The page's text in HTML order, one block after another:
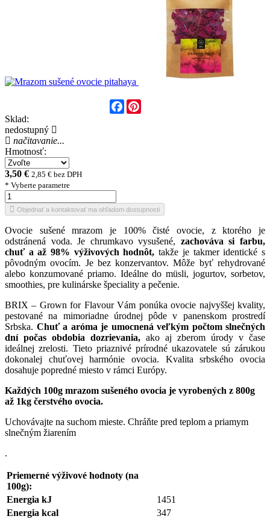
Facebook
Sklad:
nedostupný
načitavanie...
Hmotnosť:
3,50 € 2,85 € bez DPH
* Vyberte parametre
Objednať a kontaktovať ma ohľadom dostupnosti
Ovocie sušené mrazom je 100% čisté ovocie, z ktorého je
odstránená voda. Je chrumkavo vysušené, zachováva si farbu,
chuť a až 98% výživových hodnôt, takže je takmer identické s
pôvodným ovocím. Je bez konzervantov. Môže byť rehydrované
alebo konzumované priamo. Ideálne do müsli, jogurtov, sorbetov,
smoothies, pre kulinárske špeciality a pečenie.
BRIX – Grown for Flavour Vám ponúka ovocie najvyššej kvality,
pestované na mimoriadne úrodnej pôde v panenskom prostredí
Srbska. Chuť a aróma je umocnená veľkým počtom slnečných
dní počas obdobia dozrievania, ako aj zberom úrody v čase
ideálnej zrelosti. Tieto priaznivé prírodné ukazovatele sú zárukou
dokonalej chuťovej harmónie ovocia. Kvalita srbského ovocia
dosahuje popredné miesto v rámci Európy.
Každých 100g mrazom sušeného ovocia je vyrobených z 800g
až 1kg čerstvého ovocia.
Uchovávajte na suchom mieste. Chráňte pred teplom a priamym
slnečným žiarením
.
Priemerné výživové hodnoty (na
100g):
Energia kJ
1451
Energia kcal
347